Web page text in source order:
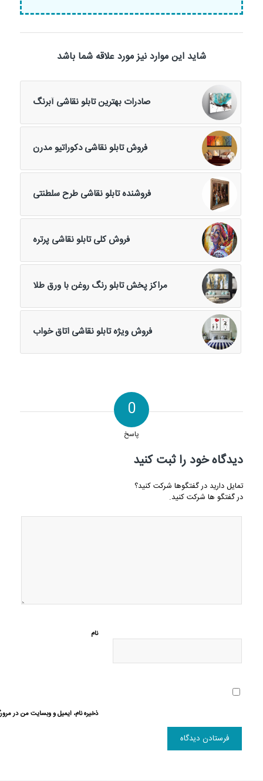
شاید این موارد نیز مورد علاقه شما باشد
صادرات بهترین تابلو نقاشی آبرنگ
فروش تابلو نقاشی دکوراتیو مدرن
فروشنده تابلو نقاشی طرح سلطنتی
فروش کلی تابلو نقاشی پرتره
مراکز پخش تابلو رنگ روغن با ورق طلا
فروش ویژه تابلو نقاشی اتاق خواب
0
پاسخ
دیدگاه خود را ثبت کنید
تمایل دارید در گفتگوها شرکت کنید؟
در گفتگو ها شرکت کنید.
نام
ذخیره نام، ایمیل و وبسایت من در